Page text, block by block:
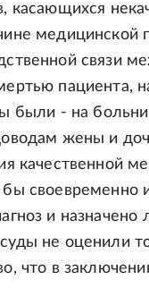
касающихся
медицинской
связи
пациента,
были - на
жены и
качественной
своевременно
и назначено
не оценили
что в